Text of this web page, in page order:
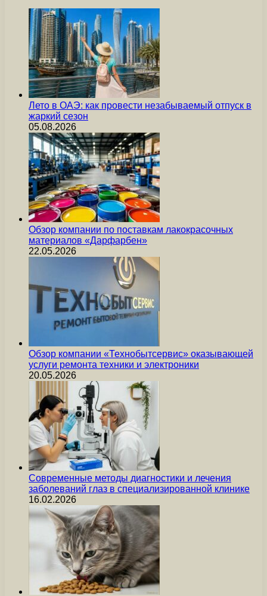
Лето в ОАЭ: как провести незабываемый отпуск в
жаркий сезон
05.08.2026
Обзор компании по поставкам лакокрасочных
материалов «Дарфарбен»
22.05.2026
Обзор компании «Технобытсервис» оказывающей
услуги ремонта техники и электроники
20.05.2026
Современные методы диагностики и лечения
заболеваний глаз в специализированной клинике
16.02.2026